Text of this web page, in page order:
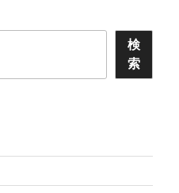
検
索